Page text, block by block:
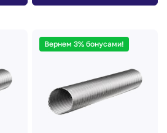
Вернем 3% бонусами!